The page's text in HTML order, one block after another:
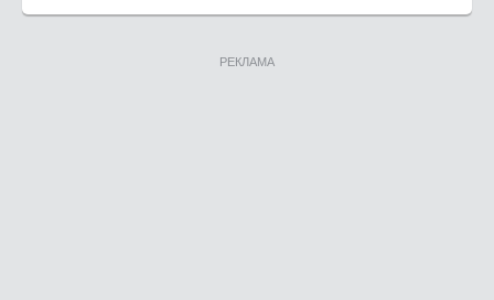
РЕКЛАМА